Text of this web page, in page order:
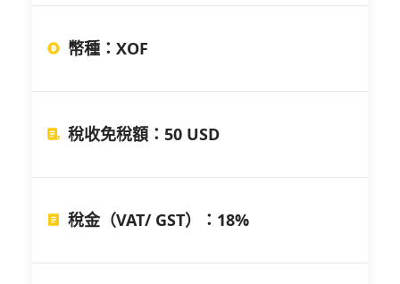
幣種 ： XOF
稅收免稅額 ： 50 USD
稅金（VAT/ GST） ： 18%